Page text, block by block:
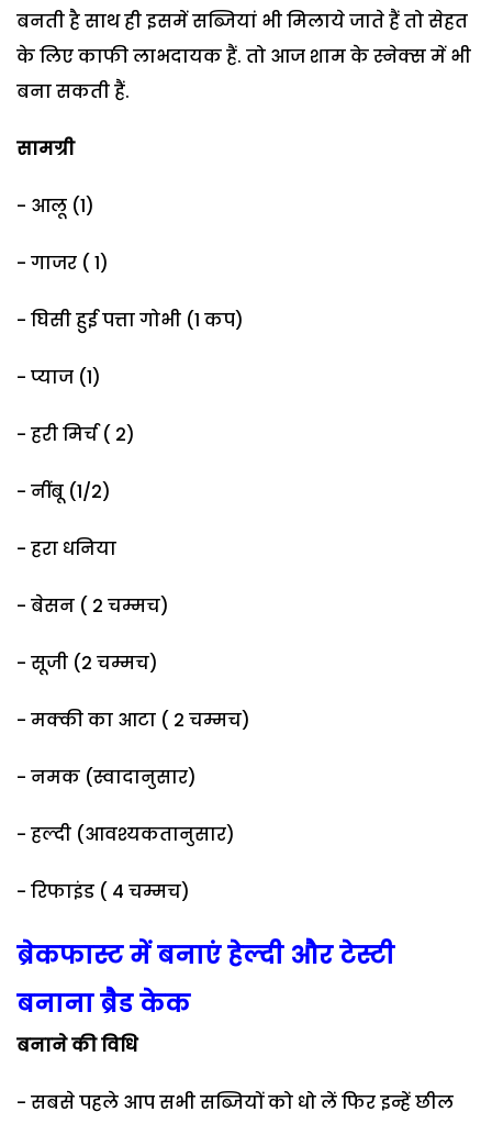
बनती है साथ ही इसमें सब्जियां भी मिलाये जाते हैं तो सेहत
के लिए काफी लाभदायक हैं. तो आज शाम के स्नेक्स में भी
बना सकती हैं.
सामग्री
- आलू (1)
- गाजर ( 1)
- घिसी हुई पत्ता गोभी (1 कप)
- प्याज (1)
- हरी मिर्च ( 2)
- नींबू (1/2)
- हरा धनिया
- बेसन ( 2 चम्मच)
- सूजी (2 चम्मच)
- मक्की का आटा ( 2 चम्मच)
- नमक (स्वादानुसार)
- हल्दी (आवश्यकतानुसार)
- रिफाइंड ( 4 चम्मच)
ब्रेकफास्ट में बनाएं हेल्दी और टेस्टी
बनाना ब्रैड केक
बनाने की विधि
- सबसे पहले आप सभी सब्जियों को धो लें फिर इन्हें छील